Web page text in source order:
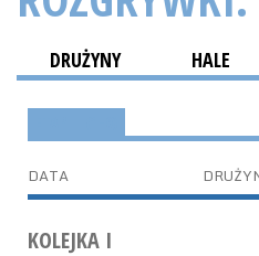
DRUŻYNY HALE
DATA
KOLEJKA I